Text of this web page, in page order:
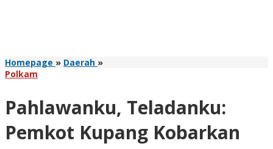
Homepage » Daerah »Pahlawanku,
Kobarkan
Semangat
Pengabdian
di
Polkam
Pahlawanku, Teladanku:
Pemkot Kupang Kobarkan